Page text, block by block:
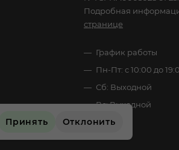
Принять Отклонить
Подробная
странице
График работы
Пн-Пт: с 10:00 до
Сб: Выходной
Вс: Выходной